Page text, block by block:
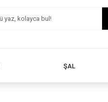
ŞAL